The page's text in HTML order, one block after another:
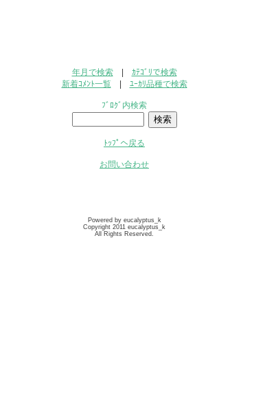
年月で検索| ｶﾃｺﾞﾘで検索
新着ｺﾒﾝﾄ一覧| ﾕｰｶﾘ品種で検索
ﾌﾞﾛｸﾞ内検索
ﾄｯﾌﾟへ戻る
お問い合わせ
Powered by eucalyptus_k
Copyright 2011 eucalyptus_k
All Rights Reserved.